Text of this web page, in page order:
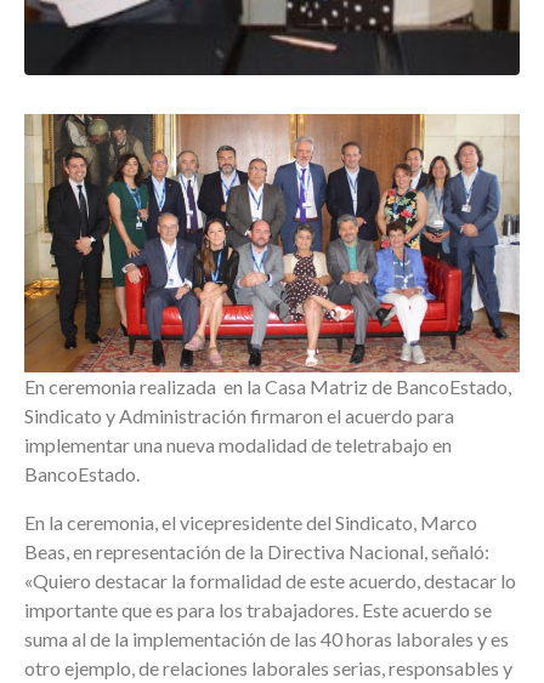
En ceremonia realizada en la Casa Matriz de BancoEstado,
Sindicato y Administración firmaron el acuerdo para
implementar una nueva modalidad de teletrabajo en
BancoEstado.
En la ceremonia, el vicepresidente del Sindicato, Marco
Beas, en representación de la Directiva Nacional, señaló:
«Quiero destacar la formalidad de este acuerdo, destacar lo
importante que es para los trabajadores. Este acuerdo se
suma al de la implementación de las 40 horas laborales y es
otro ejemplo, de relaciones laborales serias, responsables y